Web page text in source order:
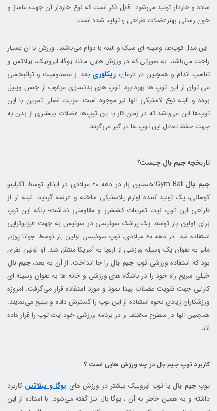
ساده و خاردار تولید می‌شود. قابل ذکر است که نوع خاردار آن جهت ماساژ و
خون رسانی بهترعضلات طراحی و تولید شده است.
این مدل تو‌پ‌ها، وسیله ای سبک و البته با دوام می‌باشند. ورزش با آن بسیار
راحت می‌باشد، به صورتی که در ورزش هایی مانند یوگا، ایروبیک، پیلاتس و
تناسب اندام و همچنین در درمان، ریکاوری بعد از مصدومیت و توانبخشی
می توان از این توپ ها بهره برد. توپ های بدنسازی مرغوب از جنس وینیل
بوده و البته نوع لاستیکی آنها نیز موجود است. مزیت اصلی تمرین با این
توپ‌ها این می‌باشد که در زمان کار با این توپ‌ها عضلات بیشتری از بدن به
جهت حفظ تعادل این توپ ها در گیر می‌گردد.
تاریخچه جیم بال چیست؟
جیم بال
Gym Ballنخستین بار در دهه ۶۰ میلادی در ایتالیا توسط آکیلینو
کوسانی، یک تولید کننده لوازم پلاستیکی ساخته و عرضه گردید. البته او از
طراحی این توپ نیت تمرینات کششی و مقاومتی نداشت؛ بلکه این توپ
برای اولین بار توسط یک پزشک سوئیسی در سوئیس به جهت فیزیوتراپی
استفاده شد. در دهه ۸۰ میلادی، توپ سوئیسی اولین بار توسط جوانا پوزنر
مایر به عنوان یک وسیله ورزشی از اروپا به آمریکا منتقل شد. او اولین نفری
بود که استفاده ورزشی توپ جیم بال را جا انداخت. از آن به بعد،جیم بال
خیلی سریع راه خود را در باشگاه های ورزشی و خانه ها به عنوان وسیله ای
کارایی جهت تقویت عضلات پیدا نمود و مورد استفاده قرار می‌گرفت. امروزه
ورزشکاران زیادی نحوه استفاده از این توپ را گسترش داده و تبلیغ می‌نمایند.
همچنین آنها در سطوح مختلف و در برنامه ورزشی خود ایت توپ را قرار داده
اند.
کاربرد توپ جیم بال در چه ورزش هایی است ؟
توپجیم بال یا توپ ایروبیک بیشتر در ورزش هاییوگا و پیلاتس کاربرد
داشته و به همین خاطر به آن ، یوگا بال نیز گفته می‌شود. با استاده از این